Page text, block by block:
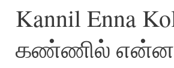
–
Ennai
Kaakkum
Kannil Enna
கண்ணில்